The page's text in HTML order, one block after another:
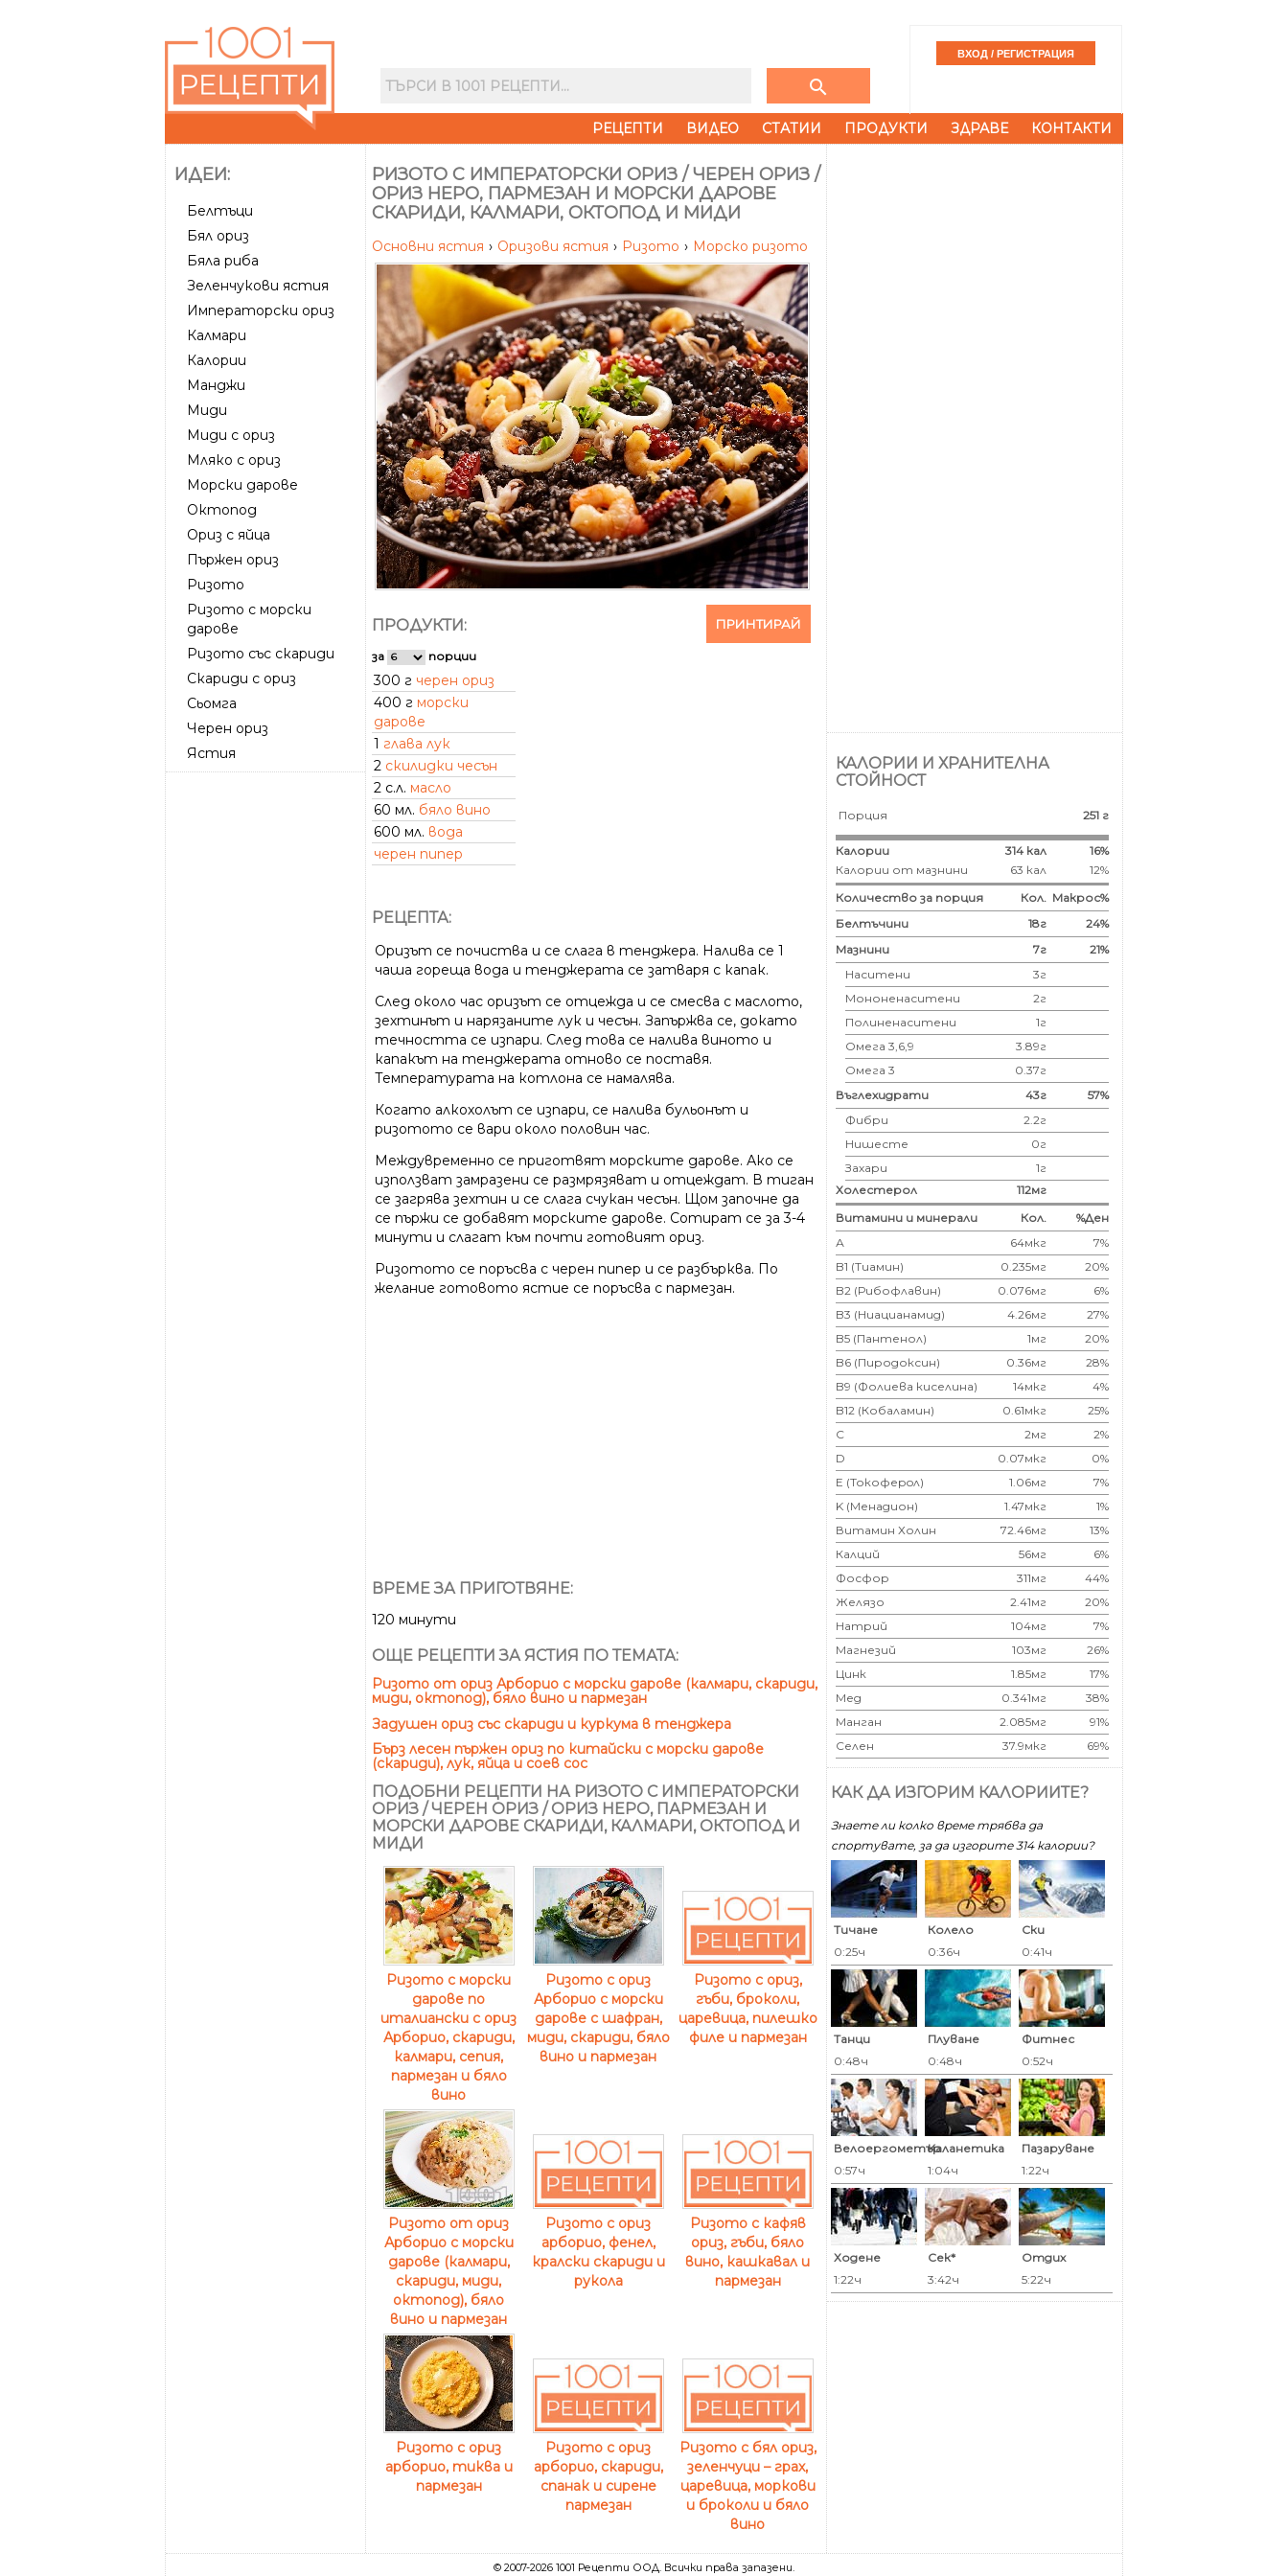
search
РЕЦЕПТИ ВИДЕО СТАТИИ ПРОДУКТИ ЗДРАВЕ КОНТАКТИ
ИДЕИ:
Белтъци
Бял ориз
Бяла риба
Зеленчукови ястия
Императорски ориз
Калмари
Калории
Манджи
Миди
Миди с ориз
Мляко с ориз
Морски дарове
Октопод
Ориз с яйца
Пържен ориз
Ризото
Ризото с морски
дарове
Ризото със скариди
Скариди с ориз
Сьомга
Черен ориз
Ястия
РИЗОТО С ИМПЕРАТОРСКИ ОРИЗ / ЧЕРЕН ОРИЗ /
ОРИЗ НЕРО, ПАРМЕЗАН И МОРСКИ ДАРОВЕ
СКАРИДИ, КАЛМАРИ, ОКТОПОД И МИДИ
Основни ястия › Оризови ястия › Ризото › Морско ризото
ПРИНТИРАЙ
ПРОДУКТИ:
за порции
300 г черен ориз
400 г морски
дарове
1 глава лук
2 скилидки чесън
2 с.л. масло
60 мл. бяло вино
600 мл. вода
черен пипер
РЕЦЕПТА:
Оризът се почиства и се слага в тенджера. Налива се 1
чаша гореща вода и тенджерата се затваря с капак.
След около час оризът се отцежда и се смесва с маслото,
зехтинът и нарязаните лук и чесън. Запържва се, докато
течността се изпари. След това се налива виното и
капакът на тенджерата отново се поставя.
Температурата на котлона се намалява.
Когато алкохолът се изпари, се налива бульонът и
ризотото се вари около половин час.
Междувременно се приготвят морските дарове. Ако се
използват замразени се размрязяват и отцеждат. В тиган
се загрява зехтин и се слага счукан чесън. Щом започне да
се пържи се добавят морските дарове. Сотират се за 3-4
минути и слагат към почти готовият ориз.
Ризотото се поръсва с черен пипер и се разбърква. По
желание готовото ястие се поръсва с пармезан.
ВРЕМЕ ЗА ПРИГОТВЯНЕ:
120 минути
ОЩЕ РЕЦЕПТИ ЗА ЯСТИЯ ПО ТЕМАТА:
Ризото от ориз Арборио с морски дарове (калмари, скариди,
миди, октопод), бяло вино и пармезан
Задушен ориз със скариди и куркума в тенджера
Бърз лесен пържен ориз по китайски с морски дарове
(скариди), лук, яйца и соев сос
ПОДОБНИ РЕЦЕПТИ НА РИЗОТО С ИМПЕРАТОРСКИ
ОРИЗ / ЧЕРЕН ОРИЗ / ОРИЗ НЕРО, ПАРМЕЗАН И
МОРСКИ ДАРОВЕ СКАРИДИ, КАЛМАРИ, ОКТОПОД И
МИДИ
Ризото с морски
дарове по
италиански с ориз
Арборио, скариди,
калмари, сепия,
пармезан и бяло
вино
Ризото с ориз
Арборио с морски
дарове с шафран,
миди, скариди, бяло
вино и пармезан
Ризото с ориз,
гъби, броколи,
царевица, пилешко
филе и пармезан
Ризото от ориз
Арборио с морски
дарове (калмари,
скариди, миди,
октопод), бяло
вино и пармезан
Ризото с ориз
арборио, фенел,
кралски скариди и
рукола
Ризото с кафяв
ориз, гъби, бяло
вино, кашкавал и
пармезан
Ризото с ориз
арборио, тиква и
пармезан
Ризото с ориз
арборио, скариди,
спанак и сирене
пармезан
Ризото с бял ориз,
зеленчуци – грах,
царевица, моркови
и броколи и бяло
вино
КАЛОРИИ И ХРАНИТЕЛНА
СТОЙНОСТ
Порция 251 г
Калории 314 кал
16%
Калории от мазнини
63 кал
12%
Количество за порция
Кол. Макрос%
Белтъчини
18г
24%
Мазнини
7г
21%
Наситени
3г
Мононенаситени
2г
Полиненаситени
1г
Омега 3,6,9
3.89г
Омега 3
0.37г
Въглехидрати
43г
57%
Фибри
2.2г
Нишесте
0г
Захари
1г
Холестерол
112мг
Витамини и минерали
Кол.
%Ден
А
64мкг
7%
B1 (Тиамин)
0.235мг
20%
B2 (Рибофлавин)
0.076мг
6%
B3 (Ниацианамид)
4.26мг
27%
B5 (Пантенол)
1мг
20%
B6 (Пиродоксин)
0.36мг
28%
B9 (Фолиева киселина)
14мкг
4%
B12 (Кобаламин)
0.61мкг
25%
C
2мг
2%
D
0.07мкг
0%
E (Токоферoл)
1.06мг
7%
K (Менадион)
1.47мкг
1%
Витамин Холин
72.46мг
13%
Калций
56мг
6%
Фосфор
311мг
44%
Желязо
2.41мг
20%
Натрий
104мг
7%
Магнезий
103мг
26%
Цинк
1.85мг
17%
Мед
0.341мг
38%
Манган
2.085мг
91%
Селен
37.9мкг 69%
КАК ДА ИЗГОРИМ КАЛОРИИТЕ?
Знаете ли колко време трябва да
спортувате, за да изгорите 314 калoрии?
Тичане
0:25ч
Колело
0:36ч
Ски
0:41ч
Танци
0:48ч
Плуване
0:48ч
Фитнес
0:52ч
Велоергометър
0:57ч
Каланетика
1:04ч
Пазаруване
1:22ч
Ходене
1:22ч
Сек*
3:42ч
Отдих
5:22ч
© 2007-2026 1001 Рецепти ООД. Всички права запазени.